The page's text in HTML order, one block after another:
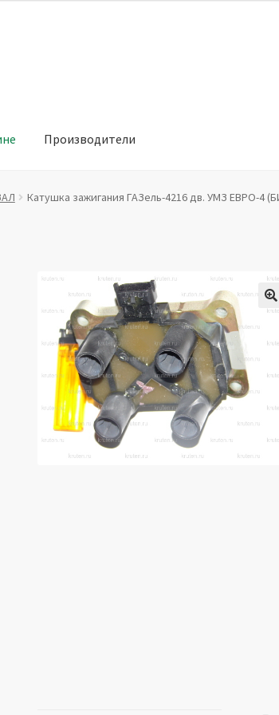
Производители
в отношении обработки персональных
Катушка зажигания ГАЗель-4216 дв. УМЗ ЕВРО-4
🔍